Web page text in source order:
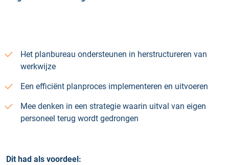
Het planbureau ondersteunen in herstructureren van
werkwijze
Een efficiënt planproces implementeren en uitvoeren
Mee denken in een strategie waarin uitval van eigen
personeel terug wordt gedrongen
Dit had als voordeel: